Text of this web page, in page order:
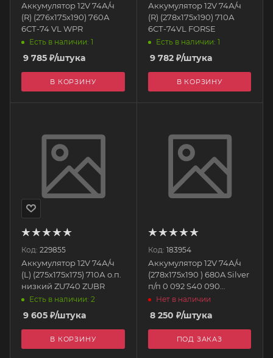
Аккумулятор 12V 74А/ч
(R) (276x175x190) 760А
6СТ-74 VL WPR
Есть в наличии: 1
9 785 ₽/штука
В КОРЗИНУ
Аккумулятор 12V 74А/ч
(R) (278x175x190) 710А
6СТ-74VL FORSE
Есть в наличии: 1
9 782₽/штука
В КОРЗИНУ
Код: 229855
Аккумулятор 12V 74А/ч
(L) (275x175x175) 710А о.п.
низкий ZU740 ZUBR
Есть в наличии: 2
9 605 ₽/штука
В КОРЗИНУ
Код: 183954
Аккумулятор 12V 74А/ч
(278x175x190 ) 680A Silver
п/п 0 092 S40 090
BOSCH
Нет в наличии
8 250 ₽/штука
ПОД ЗАКАЗ